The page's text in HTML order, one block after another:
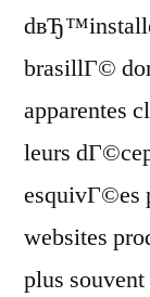
brasillГ©
apparentes
leurs
esquivГ©es
websites
plus